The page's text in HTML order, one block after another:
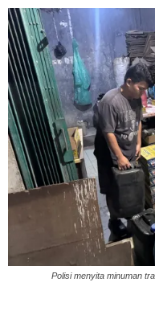
Polisi menyita minuman